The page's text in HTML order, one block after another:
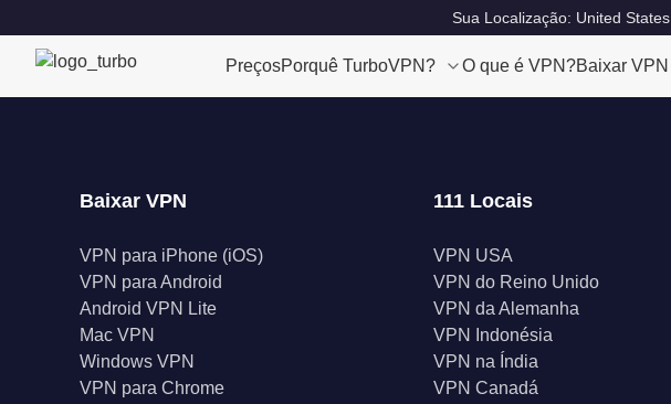
Sua Localização: United States
PreçosPorquê TurboVPN? O que é VPN?Baixar VPN
Baixar VPN
VPN para iPhone (iOS)
VPN para Android
Android VPN Lite
Mac VPN
Windows VPN
VPN para Chrome
111 Locais
VPN USA
VPN do Reino Unido
VPN da Alemanha
VPN Indonésia
VPN na Índia
VPN Canadá